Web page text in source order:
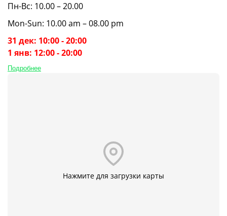
Пн-Вс: 10.00 – 20.00
Mon-Sun: 10.00 am – 08.00 pm
31 дек: 10:00 - 20:00
1 янв: 12:00 - 20:00
Подробнее
Нажмите для загрузки карты